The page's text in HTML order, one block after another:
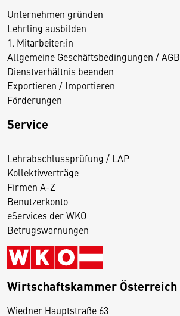
Unternehmen gründen
Lehrling ausbilden
1. Mitarbeiter:in
Allgemeine Geschäftsbedingungen / AGB
Dienstverhältnis beenden
Exportieren / Importieren
Förderungen
Service
Lehrabschlussprüfung / LAP
Kollektivverträge
Firmen A-Z
Benutzerkonto
eServices der WKO
Betrugswarnungen
Wirtschaftskammer Österreich
Wiedner Hauptstraße 63
D